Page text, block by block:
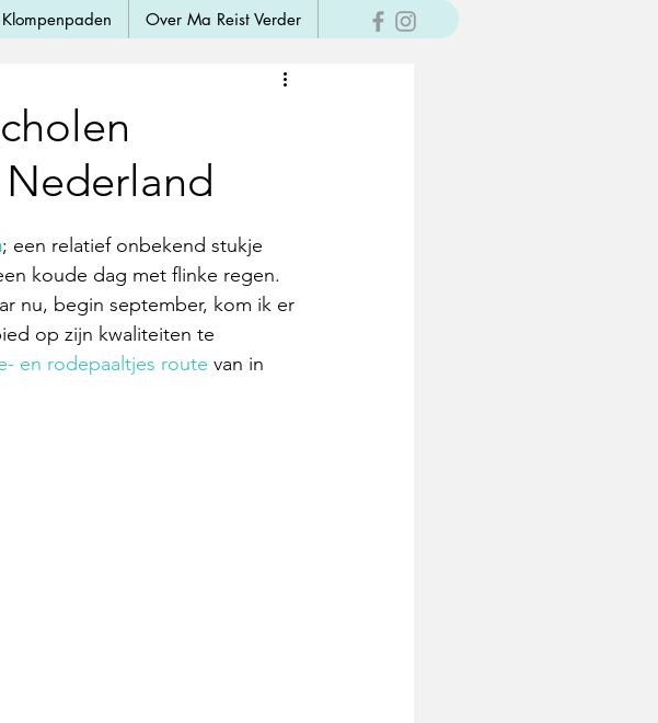
Klompenpaden Over Ma Reist Verder
; een relatief onbekend stukje
koude dag met flinke regen.
nu, begin september, kom ik er
op zijn kwaliteiten te
en rodepaaltjes route van in